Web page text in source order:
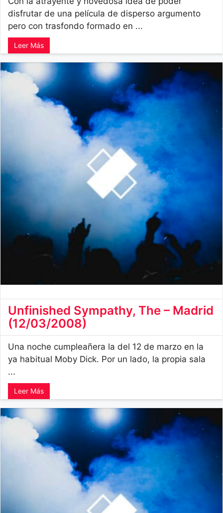
disfrutar de una película de disperso argumento
pero con trasfondo formado en ...
Leer Más
Unfinished Sympathy, The – Madrid
(12/03/2008)
Una noche cumpleañera la del 12 de marzo en la
ya habitual Moby Dick. Por un lado, la propia sala
...
Leer Más